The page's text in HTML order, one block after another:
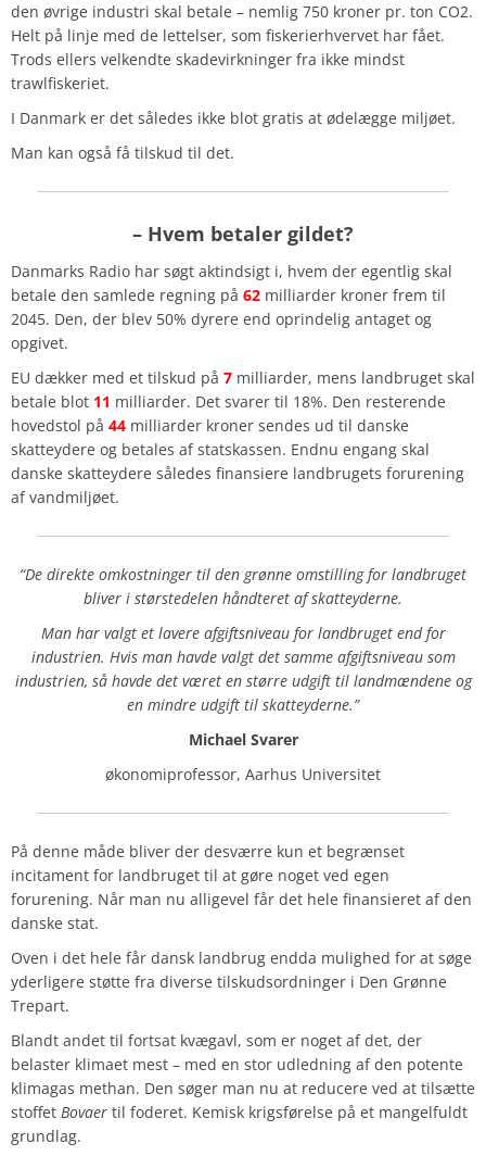
den øvrige industri skal betale – nemlig 750 kroner pr. ton CO2.
Helt på linje med de lettelser, som fiskerierhvervet har fået.
Trods ellers velkendte skadevirkninger fra ikke mindst
trawlfiskeriet.
I Danmark er det således ikke blot gratis at ødelægge miljøet.
Man kan også få tilskud til det.
– Hvem betaler gildet?
Danmarks Radio har søgt aktindsigt i, hvem der egentlig skal
betale den samlede regning på 62 milliarder kroner frem til
2045. Den, der blev 50% dyrere end oprindelig antaget og
opgivet.
EU dækker med et tilskud på 7 milliarder, mens landbruget skal
betale blot 11 milliarder. Det svarer til 18%. Den resterende
hovedstol på 44 milliarder kroner sendes ud til danske
skatteydere og betales af statskassen. Endnu engang skal
danske skatteydere således finansiere landbrugets forurening
af vandmiljøet.
“De direkte omkostninger til den grønne omstilling for landbruget
bliver i størstedelen håndteret af skatteyderne.
Man har valgt et lavere afgiftsniveau for landbruget end for
industrien. Hvis man havde valgt det samme afgiftsniveau som
industrien, så havde det været en større udgift til landmændene og
en mindre udgift til skatteyderne.”
Michael Svarer
økonomiprofessor, Aarhus Universitet
På denne måde bliver der desværre kun et begrænset
incitament for landbruget til at gøre noget ved egen
forurening. Når man nu alligevel får det hele finansieret af den
danske stat.
Oven i det hele får dansk landbrug endda mulighed for at søge
yderligere støtte fra diverse tilskudsordninger i Den Grønne
Trepart.
Blandt andet til fortsat kvægavl, som er noget af det, der
belaster klimaet mest – med en stor udledning af den potente
klimagas methan. Den søger man nu at reducere ved at tilsætte
stoffet Bovaer til foderet. Kemisk krigsførelse på et mangelfuldt
grundlag.